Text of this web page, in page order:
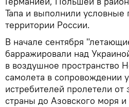
Тапа и выполнили условные
территории России.
В начале сентября
барражировали над
в воздушное пространство
самолета в сопровождении
истребителей пролетели от
страны до Азовского моря и